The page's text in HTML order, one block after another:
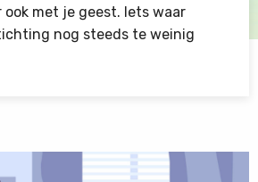
ook met je geest. Iets waar
nog steeds te weinig